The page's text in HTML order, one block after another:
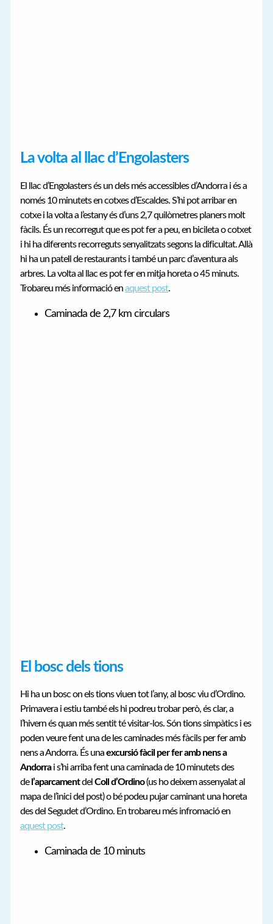
La volta al llac d’Engolasters
El llac d’Engolasters és un dels més accessibles d’Andorra i és a
només 10 minutets en cotxes d’Escaldes. S’hi pot arribar en
cotxe i la volta a l’estany és d’uns 2,7 quilòmetres planers molt
fàcils. És un recorregut que es pot fer a peu, en bicileta o cotxet
i hi ha diferents recorreguts senyalitzats segons la dificultat. Allà
hi ha un patell de restaurants i també un parc d’aventura als
arbres. La volta al llac es pot fer en mitja horeta o 45 minuts.
Trobareu més informació enaquest post.
Caminada de 2,7 km circulars
El bosc dels tions
Hi ha un bosc on els tions viuen tot l’any, al bosc viu d’Ordino.
Primavera i estiu també els hi podreu trobar però, és clar, a
l’hivern és quan més sentit té visitar-los. Són tions simpàtics i es
poden veure fent una de les caminades més fàcils per fer amb
nens a Andorra. És unaexcursió fàcil per fer amb nens a
Andorrai s’hi arriba fent una caminada de 10 minutets des
de l’aparcamentdelColl d’Ordino(us ho deixem assenyalat al
mapa de l’inici del post) o bé podeu pujar caminant una horeta
des del Segudet d’Ordino. En trobareu més infromació en
aquest post.
Caminada de 10 minuts